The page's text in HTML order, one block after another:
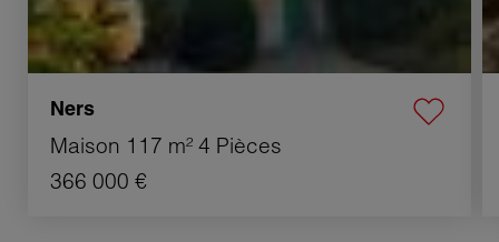
Ners
Maison 117 m² 4 Pièces
366 000 €